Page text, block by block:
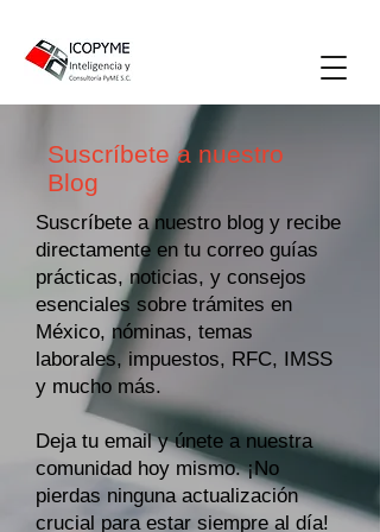
Suscríbete a nuestro
Blog
Suscríbete a nuestro blog y recibe
directamente en tu correo guías
prácticas, noticias, y consejos
esenciales sobre trámites en
México, nóminas, temas
laborales, impuestos, RFC, IMSS
y mucho más.
Deja tu email y únete a nuestra
comunidad hoy mismo. ¡No
pierdas ninguna actualización
crucial para estar siempre al día!